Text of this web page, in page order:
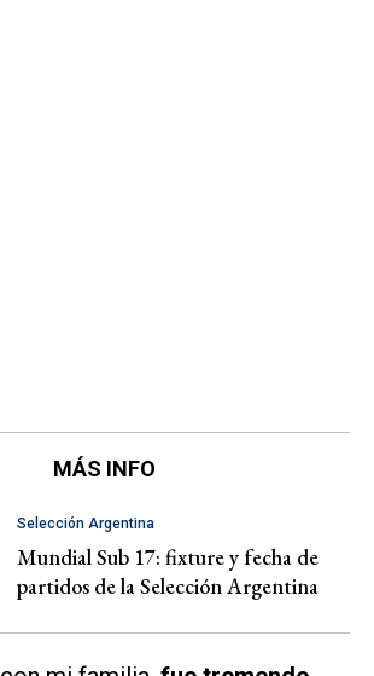
MÁS INFO
Selección Argentina
Mundial Sub 17: fixture y fecha de
partidos de la Selección Argentina